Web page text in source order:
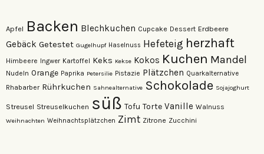
Apfel Backen Blechkuchen Cupcake Dessert Erdbeere
Gebäck Getestet Gugelhupf Haselnuss Hefeteig herzhaft
Himbeere Ingwer Kartoffel Keks Kekse Kokos Kuchen Mandel
Nudeln Orange Paprika Petersilie Pistazie Plätzchen Quarkalternative
Rhabarber Rührkuchen Sahnealternative Schokolade Sojajoghurt
Streusel Streuselkuchen süß Tofu Torte Vanille Walnuss
Weihnachten Weihnachtsplätzchen Zimt Zitrone Zucchini